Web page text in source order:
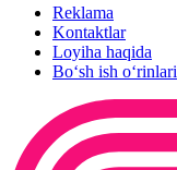
Reklama
Kontaktlar
Loyiha haqida
Bo‘sh ish o‘rinlari